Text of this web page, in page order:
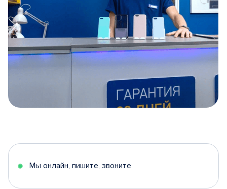
5
Мы онлайн, пишите, звоните